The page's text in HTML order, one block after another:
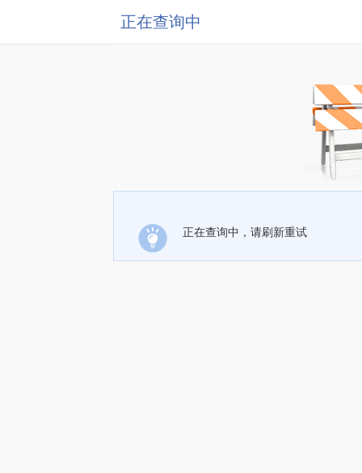
正在查询中
正在查询中，请刷新重试